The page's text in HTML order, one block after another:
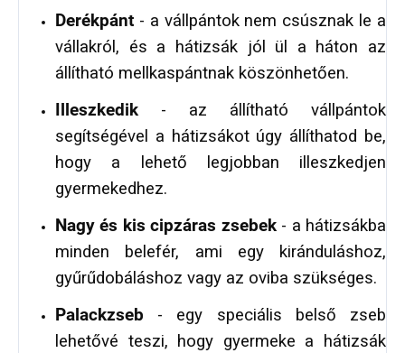
Derékpánt - a vállpántok nem csúsznak le a
vállakról, és a hátizsák jól ül a háton az
állítható mellkaspántnak köszönhetően.
Illeszkedik - az állítható vállpántok
segítségével a hátizsákot úgy állíthatod be,
hogy a lehető legjobban illeszkedjen
gyermekedhez.
Nagy és kis cipzáras zsebek- a hátizsákba
minden belefér, ami egy kiránduláshoz,
gyűrűdobáláshoz vagy az oviba szükséges.
Palackzseb - egy speciális belső zseb
lehetővé teszi, hogy gyermeke a hátizsák